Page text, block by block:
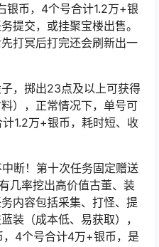
银币，4个号合计1.2万+银
提交，或挂聚宝楼出售。
打冥后打完还会刷新出一
，掷出23点及以上可获得
），正常情况下，单号可
1.2万+银币，耗时短、收
断！第十次任务固定赠送
几率挖出高价值古董、装
内容包括采集、打怪、提
装（成本低、易获取），
4个号合计4万+银币，是